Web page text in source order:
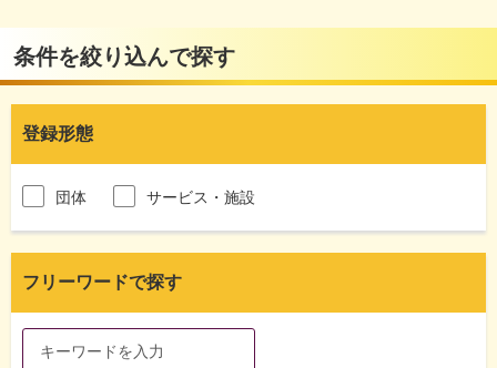
条件を絞り込んで探す
登録形態
団体 サービス・施設
フリーワードで探す